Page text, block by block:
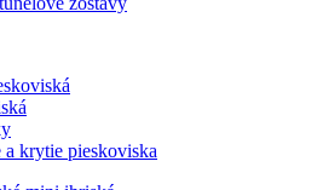
a krytie pieskoviska